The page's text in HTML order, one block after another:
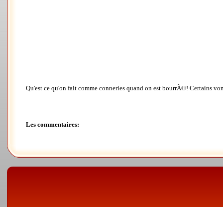
Qu'est ce qu'on fait comme conneries quand on est bourrÃ©! Certains
Les commentaires: